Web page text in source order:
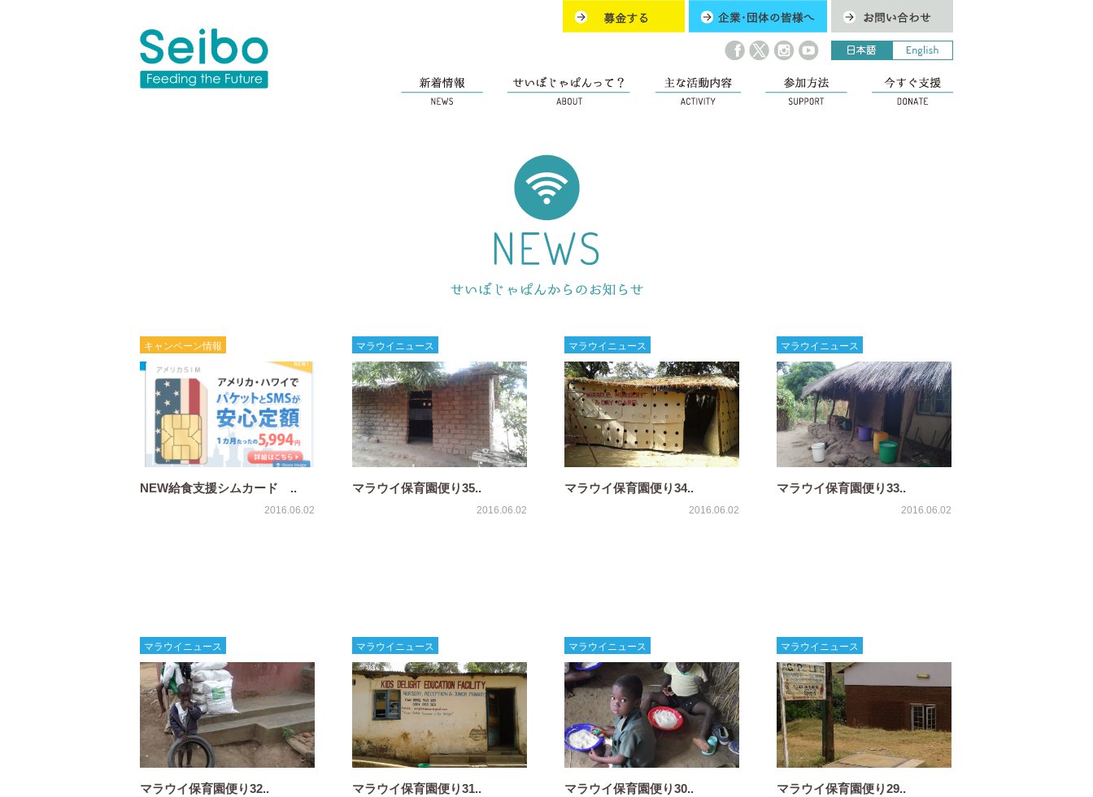
キャンペーン情報
NEW給食支援シムカード ..
2016.06.02
マラウイニュース
マラウイ保育園便り35..
2016.06.02
マラウイニュース
マラウイ保育園便り34..
2016.06.02
マラウイニュース
マラウイ保育園便り33..
2016.06.02
マラウイニュース
マラウイ保育園便り32..
マラウイニュース
マラウイ保育園便り31..
マラウイニュース
マラウイ保育園便り30..
マラウイニュース
マラウイ保育園便り29..